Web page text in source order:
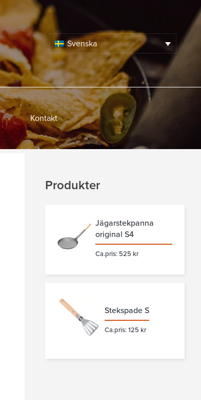
Svenska
Kontakt
Produkter
Jägarstekpanna
original S4
Ca.pris: 525 kr
Stekspade S
Ca.pris: 125 kr